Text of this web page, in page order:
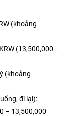
(khoảng
(13,500,000 –
(khoảng
đi lại):
– 13,500,000